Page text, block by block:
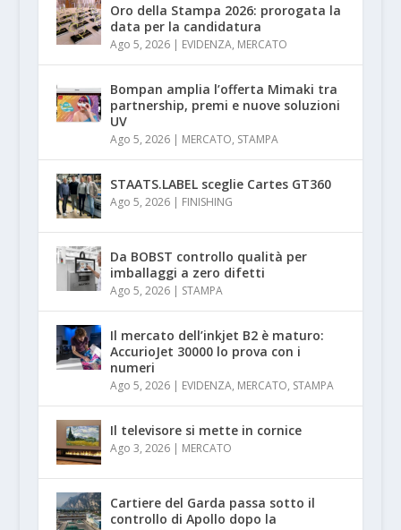
Oro della Stampa 2026: prorogata la
data per la candidatura
Ago 5, 2026| EVIDENZA, MERCATO
Bompan amplia l’offerta Mimaki tra
partnership, premi e nuove soluzioni
UV
Ago 5, 2026| MERCATO, STAMPA
STAATS.LABEL sceglie Cartes GT360
Ago 5, 2026| FINISHING
Da BOBST controllo qualità per
imballaggi a zero difetti
Ago 5, 2026| STAMPA
Il mercato dell’inkjet B2 è maturo:
AccurioJet 30000 lo prova con i
numeri
Ago 5, 2026| EVIDENZA, MERCATO, STAMPA
Il televisore si mette in cornice
Ago 3, 2026| MERCATO
Cartiere del Garda passa sotto il
controllo di Apollo dopo la